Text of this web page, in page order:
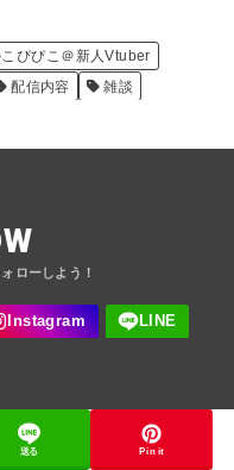
こぴぴこ＠新人Vtuber
配信内容
雑談
送る Pin it